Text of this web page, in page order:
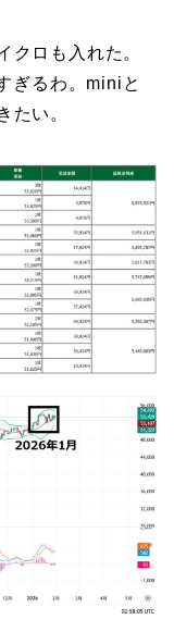
クロも入れた。
ぎるわ。miniと
たい。